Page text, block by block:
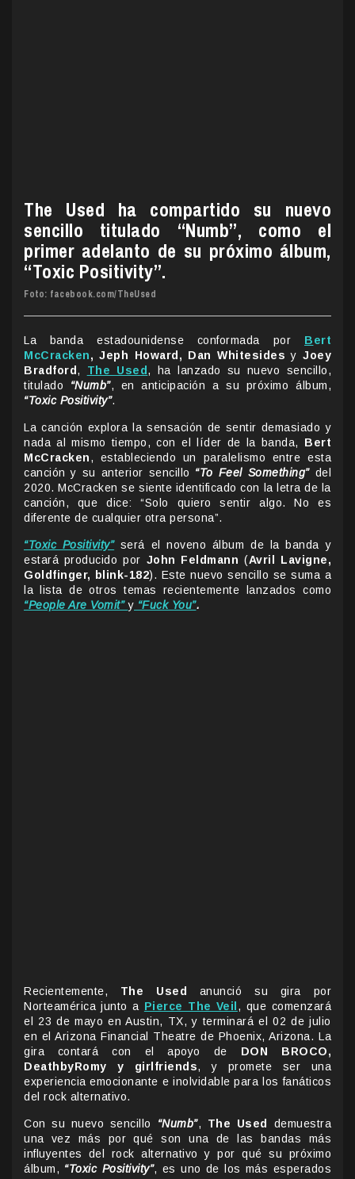
The Used ha compartido su nuevo
sencillo titulado “Numb”, como el
primer adelanto de su próximo álbum,
“Toxic Positivity”.
Foto: facebook.com/TheUsed
La banda estadounidense conformada por Bert
McCracken, Jeph Howard, Dan Whitesidesy Joey
Bradford , The Used , ha lanzado su nuevo sencillo,
titulado “Numb”, en anticipación a su próximo álbum,
“Toxic Positivity”.
La canción explora la sensación de sentir demasiado y
nada al mismo tiempo, con el líder de la banda, Bert
McCracken, estableciendo un paralelismo entre esta
canción y su anterior sencillo “To Feel Something”del
2020. McCracken se siente identificado con la letra de la
canción, que dice: “Solo quiero sentir algo. No es
diferente de cualquier otra persona”.
“Toxic Positivity”será el noveno álbum de la banda y
estará producido por John Feldmann (Avril Lavigne,
Goldfinger, blink-182). Este nuevo sencillo se suma a
la lista de otros temas recientemente lanzados como
“People Are Vomit”y “Fuck You”.
Recientemente, The Used
anunció su gira por
Norteamérica junto a Pierce The Veil , que comenzará
el 23 de mayo en Austin, TX, y terminará el 02 de julio
en el Arizona Financial Theatre de Phoenix, Arizona. La
gira contará con el apoyo de DON BROCO,
DeathbyRomy y girlfriends, y promete ser una
experiencia emocionante e inolvidable para los fanáticos
del rock alternativo.
Con su nuevo sencillo “Numb”, The Used
demuestra
una vez más por qué son una de las bandas más
influyentes del rock alternativo y por qué su próximo
álbum, “Toxic Positivity”, es uno de los más esperados